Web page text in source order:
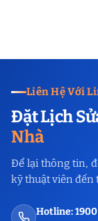
Liên Hệ Với
Đặt Lịch
Nhà
Để lại thông tin,
kỹ thuật viên đến
Hotline: